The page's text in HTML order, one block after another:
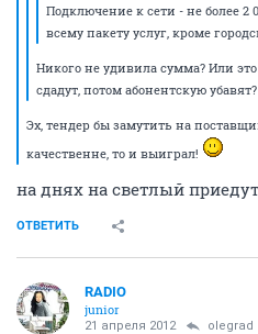
Подключение к сети - не более 2
всему пакету услуг, кроме
Никого не удивила сумма? Или
сдадут, потом абонентскую убавят?
Эх, тендер бы замутить на
качественне, то и выиграл!
на днях на светлый
ОТВЕТИТЬ
RADIO
junior
21 апреля 2012 olegrad